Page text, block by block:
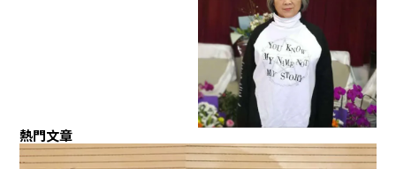
熱門文章